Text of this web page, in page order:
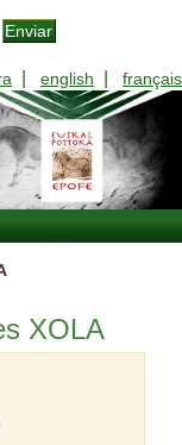
english français
XOLA